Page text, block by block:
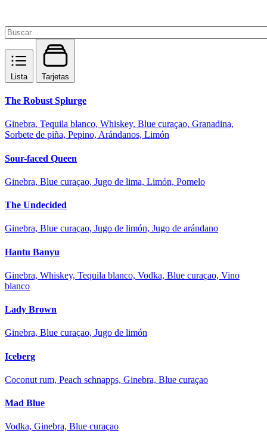
Lista Tarjetas
The Robust Splurge
Ginebra, Tequila blanco, Whiskey, Blue curaçao, Granadina,
Sorbete de piña, Pepino, Arándanos, Limón
Sour-faced Queen
Ginebra, Blue curaçao, Jugo de lima, Limón, Pomelo
The Undecided
Ginebra, Blue curaçao, Jugo de limón, Jugo de arándano
Hantu Banyu
Ginebra, Whiskey, Tequila blanco, Vodka, Blue curaçao, Vino
blanco
Lady Brown
Ginebra, Blue curaçao, Jugo de limón
Iceberg
Coconut rum, Peach schnapps, Ginebra, Blue curaçao
Mad Blue
Vodka, Ginebra, Blue curaçao